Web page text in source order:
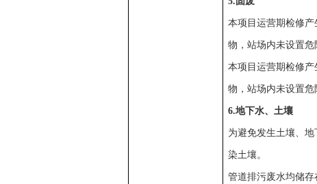
本项目运营期检修
物，站场内未设置危
本项目运营期检修
物，站场内未设置危
6.地下水、土壤
为避免发生土壤、
染土壤。
管道排污废水均储